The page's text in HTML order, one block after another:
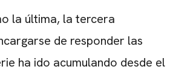
la última, la tercera
de responder las
ha ido acumulando desde el